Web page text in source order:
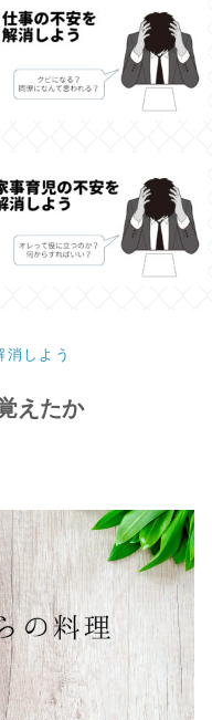
消しよう
えたか